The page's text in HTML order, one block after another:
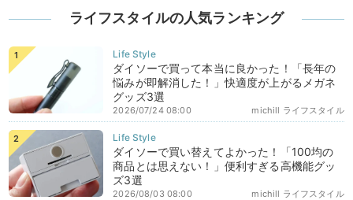
ライフスタイルの人気ランキング
ダイソーで買って本当に良かった！「長年の
悩みが即解消した！」快適度が上がるメガネ
グッズ3選
michill ライフスタイル
2026/07/24 08:00
ダイソーで買い替えてよかった！「100均の
商品とは思えない！」便利すぎる高機能グッ
ズ3選
michill ライフスタイル
2026/08/03 08:00